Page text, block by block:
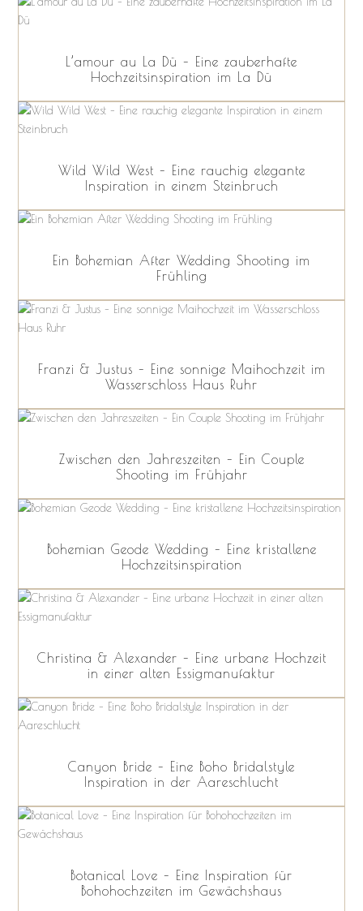
L’amour au La Dü – Eine zauberhafte
Hochzeitsinspiration im La Dü
Wild Wild West – Eine rauchig elegante
Inspiration in einem Steinbruch
Ein Bohemian After Wedding Shooting im
Frühling
Franzi & Justus – Eine sonnige Maihochzeit im
Wasserschloss Haus Ruhr
Zwischen den Jahreszeiten – Ein Couple
Shooting im Frühjahr
Bohemian Geode Wedding – Eine kristallene
Hochzeitsinspiration
Christina & Alexander – Eine urbane Hochzeit
in einer alten Essigmanufaktur
Canyon Bride – Eine Boho Bridalstyle
Inspiration in der Aareschlucht
Botanical Love – Eine Inspiration für
Bohohochzeiten im Gewächshaus